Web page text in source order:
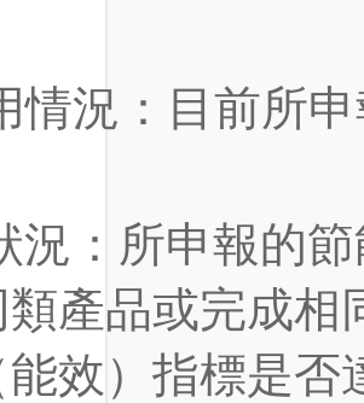
情況：目前所
況：所申報的
類產品或完成
能效）指標是